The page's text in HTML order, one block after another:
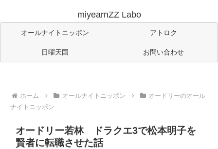
miyearnZZ Labo
オールナイトニッポン アトロク
日曜天国 お問い合わせ
ホーム オールナイトニッポン
オードリーのオール
ナイトニッポン
オードリー若林 ドラクエ3で松本明子を
賢者に転職させた話